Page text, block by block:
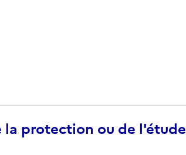
protection ou de l'étude